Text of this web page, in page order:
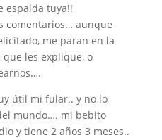
espalda tuya!!
comentarios… aunque
me paran en la
les explique, o
útil mi fular.. y no lo
mundo…. mi bebito
y tiene 2 años 3 meses..